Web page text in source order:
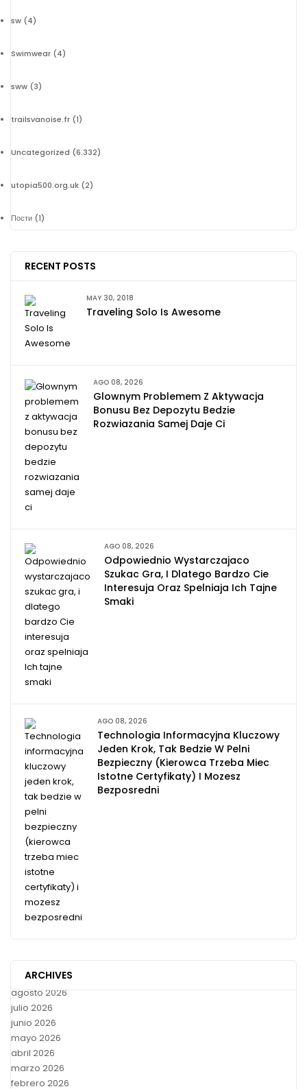
sw (4)
Swimwear (4)
sww (3)
trailsvanoise.fr (1)
Uncategorized (6.332)
utopia500.org.uk (2)
Пости (1)
RECENT POSTS
MAY 30, 2018
Traveling Solo Is Awesome
AGO 08, 2026
Glownym Problemem Z Aktywacja
Bonusu Bez Depozytu Bedzie
Rozwiazania Samej Daje Ci
AGO 08, 2026
Odpowiednio Wystarczajaco
Szukac Gra, I Dlatego Bardzo Cie
Interesuja Oraz Spelniaja Ich Tajne
Smaki
AGO 08, 2026
Technologia Informacyjna Kluczowy
Jeden Krok, Tak Bedzie W Pelni
Bezpieczny (kierowca Trzeba Miec
Istotne Certyfikaty) I Mozesz
Bezposredni
ARCHIVES
agosto 2026
julio 2026
junio 2026
mayo 2026
abril 2026
marzo 2026
febrero 2026